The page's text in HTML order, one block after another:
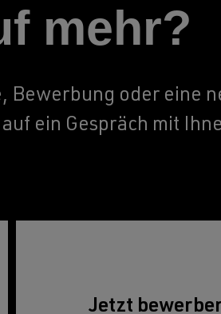
mehr?
Bewerbung oder eine
ein Gespräch mit
Jetzt